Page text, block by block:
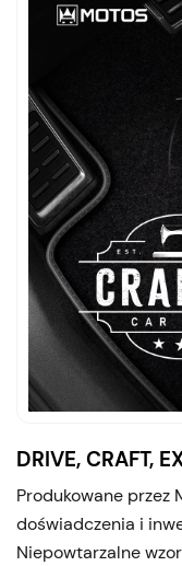
DRIVE, CRAFT,
Produkowane przez
doświadczenia i
Niepowtarzalne